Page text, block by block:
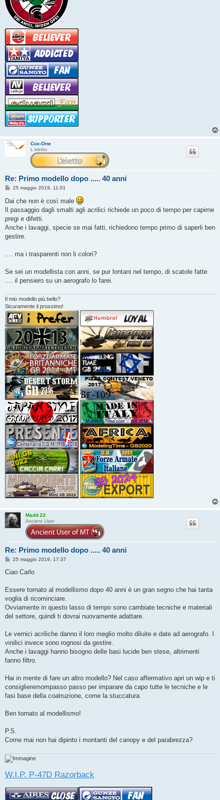
Cox-One
L'eletto
Re: Primo modello dopo ..... 40 anni
M
s
s
a
g
g
i
o
25 maggio 2019, 11:01
Dai che non è così male
Il passaggio dagli smalti agli acrilici richiede un poco di tempo per capirne
pregi e difetti.
Anche i lavaggi, specie se mai fatti, richiedono tempo primo di saperli ben
gestire.
.... ma i trasparenti non li colori?
Se sei un modellista con anni, se pur lontani nel tempo, di scatole fatte
.... il pensiero su un aerografo lo farei.
Il mio modello più bello?
Sicuramente il prossimo!
Madd 22
Ancient User
Re: Primo modello dopo ..... 40 anni
M
s
g
i
o
25 maggio 2019, 17:37
Ciao Carlo
Essere tornato al modellismo dopo 40 anni è un gran segno che hai tanta
voglia di ricominciare.
Ovviamente in questo lasso di tempo sono cambiate tecniche e materiali
del settore, quindi ti dovrai nuovamente adattare.
Le vernici acriliche danno il loro meglio molto diluite e date ad aerografo. I
vinilici invece sono rognosi da gestire.
Anche i lavaggi hanno bisogno delle basi lucide ben stese, altrimenti
fanno filtro.
Hai in mente di fare un altro modello? Nel caso affermativo apri un wip e ti
consiglieremompasso passo per imparare da capo tutte le tecniche e le
fasi base della coatruzione, come la stuccatura.
Ben tornato al modellismo!
P.S.
Come mai non hai dipinto i montanti del canopy e del parabrezza?
W.I.P. P-47D Razorback